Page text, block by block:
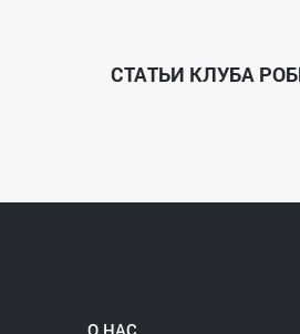
СТАТЬИ КЛУБА
О НАС